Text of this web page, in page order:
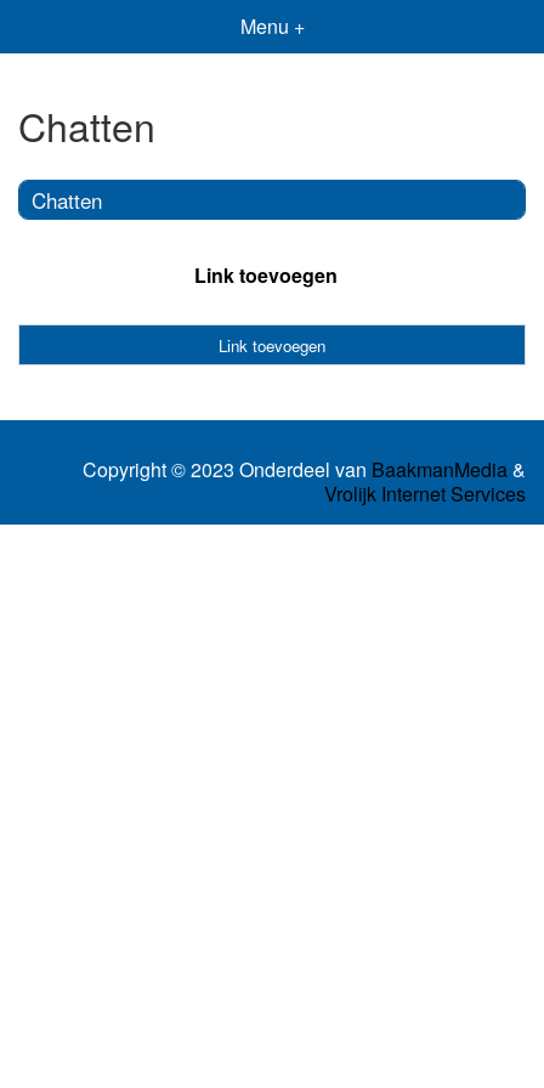
Menu +
Chatten
Chatten
Link toevoegen
Link toevoegen
Copyright © 2023 Onderdeel van BaakmanMedia&
Vrolijk Internet Services